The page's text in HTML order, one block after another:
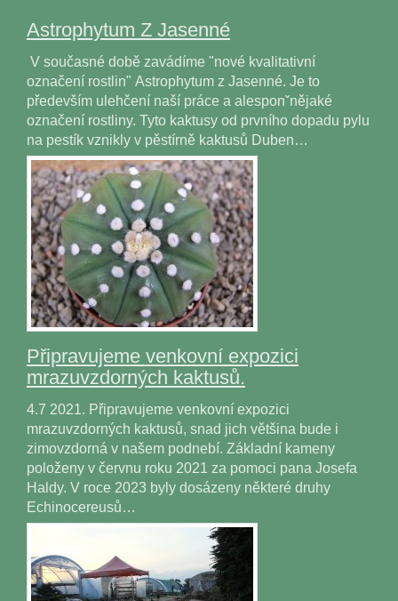
Astrophytum Z Jasenné
V současné době zavádíme "nové kvalitativní
označení rostlin" Astrophytum z Jasenné. Je to
především ulehčení naší práce a alesponˇnějaké
označení rostliny. Tyto kaktusy od prvního dopadu pylu
na pestík vznikly v pěstírně kaktusů Duben…
Připravujeme venkovní expozici
mrazuvzdorných kaktusů.
4.7 2021. Připravujeme venkovní expozici
mrazuvzdorných kaktusů, snad jich většina bude i
zimovzdorná v našem podnebí. Základní kameny
položeny v červnu roku 2021 za pomoci pana Josefa
Haldy. V roce 2023 byly dosázeny některé druhy
Echinocereusů…